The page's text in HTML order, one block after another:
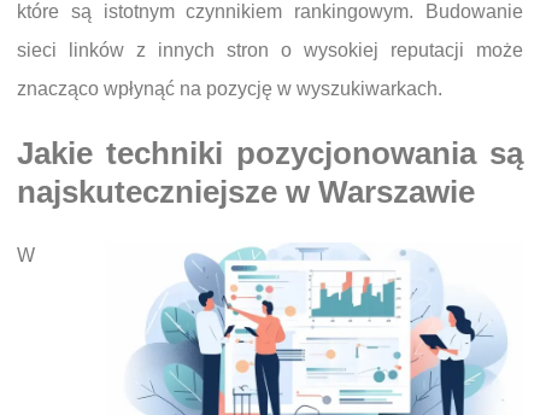
które są istotnym czynnikiem rankingowym. Budowanie
sieci linków z innych stron o wysokiej reputacji może
znacząco wpłynąć na pozycję w wyszukiwarkach.
Jakie techniki pozycjonowania są
najskuteczniejsze w Warszawie
W